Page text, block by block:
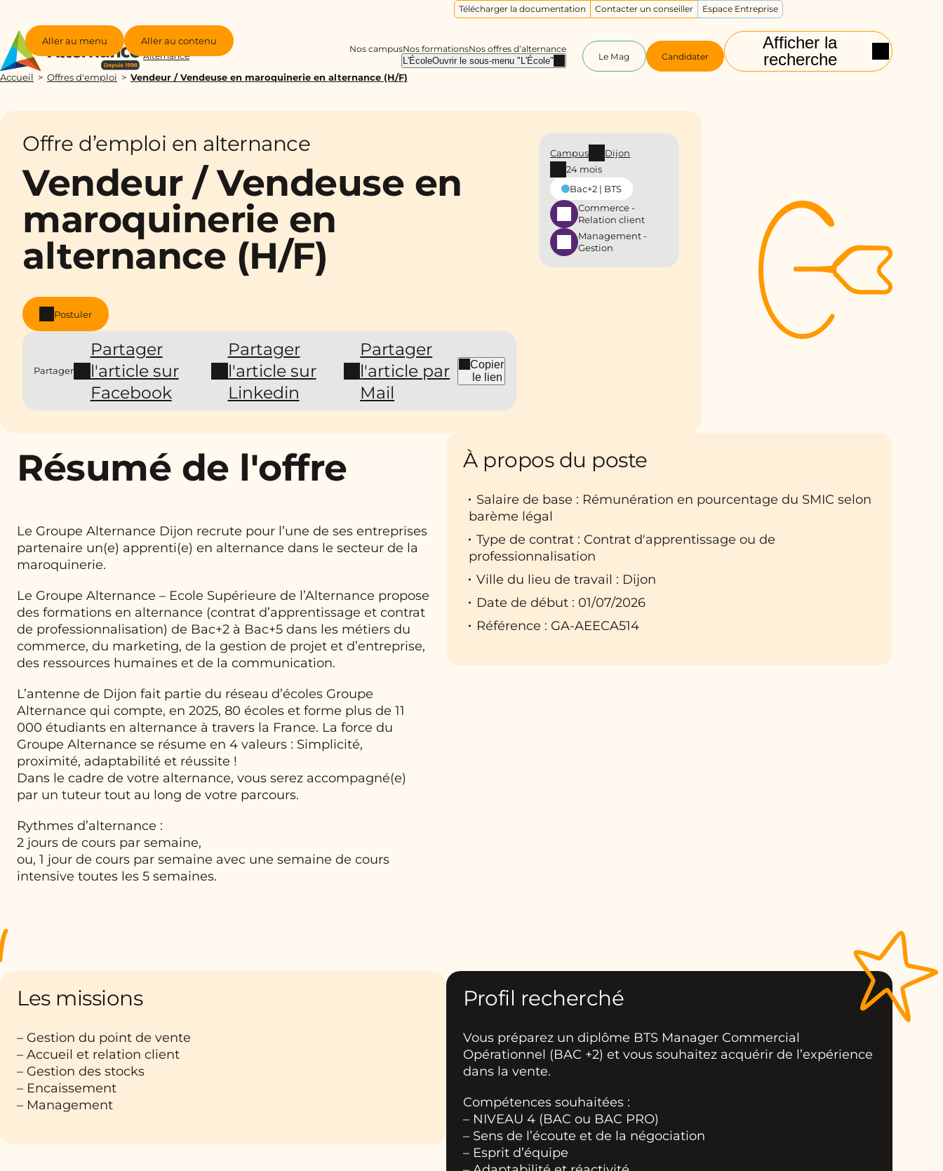
Aller au menu Aller au contenu
Groupe
Alternance
Afficher la
recherche
Nos campusNos formationsNos offres d’alternance
L'ÉcoleOuvrir le sous-menu "L'École" Le Mag Candidater
Télécharger la documentation Contacter un conseiller Espace Entreprise
Accueil Offres d'emploi Vendeur / Vendeuse en maroquinerie en alternance (H/F)
Offre d’emploi en alternance
Vendeur / Vendeuse en
maroquinerie en
alternance (H/F)
Postuler
Partager
Partager
l'article sur
Facebook
Partager
l'article sur
Linkedin
Partager
l'article par
Mail
Copier
le lien
Campus
Dijon
24 mois
Bac+2 | BTS
Commerce -
Relation client
Management -
Gestion
Résumé de l'offre
Le Groupe Alternance Dijon recrute pour l’une de ses entreprises
partenaire un(e) apprenti(e) en alternance dans le secteur de la
maroquinerie.
Le Groupe Alternance – Ecole Supérieure de l’Alternance propose
des formations en alternance (contrat d’apprentissage et contrat
de professionnalisation) de Bac+2 à Bac+5 dans les métiers du
commerce, du marketing, de la gestion de projet et d’entreprise,
des ressources humaines et de la communication.
L’antenne de Dijon fait partie du réseau d’écoles Groupe
Alternance qui compte, en 2025, 80 écoles et forme plus de 11
000 étudiants en alternance à travers la France. La force du
Groupe Alternance se résume en 4 valeurs : Simplicité,
proximité, adaptabilité et réussite !
Dans le cadre de votre alternance, vous serez accompagné(e)
par un tuteur tout au long de votre parcours.
Rythmes d’alternance :
2 jours de cours par semaine,
ou, 1 jour de cours par semaine avec une semaine de cours
intensive toutes les 5 semaines.
À propos du poste
Salaire de base : Rémunération en pourcentage du SMIC selon
barème légal
Type de contrat : Contrat d'apprentissage ou de
professionnalisation
Ville du lieu de travail : Dijon
Date de début : 01/07/2026
Référence : GA-AEECA514
Les missions
– Gestion du point de vente
– Accueil et relation client
– Gestion des stocks
– Encaissement
– Management
Profil recherché
Vous préparez un diplôme BTS Manager Commercial
Opérationnel (BAC +2) et vous souhaitez acquérir de l’expérience
dans la vente.
Compétences souhaitées :
– NIVEAU 4 (BAC ou BAC PRO)
– Sens de l’écoute et de la négociation
– Esprit d’équipe